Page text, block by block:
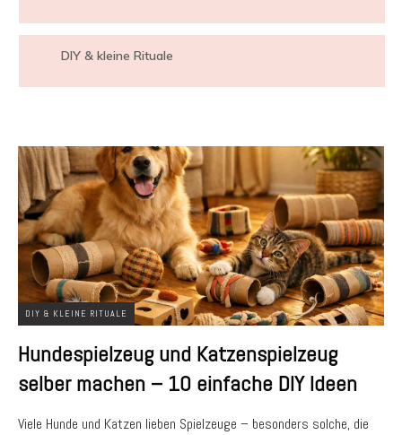
DIY & KLEINE RITUALE
Hundespielzeug und Katzenspielzeug
selber machen – 10 einfache DIY Ideen
Viele Hunde und Katzen lieben Spielzeuge – besonders solche, die
DIY & kleine Rituale